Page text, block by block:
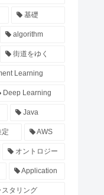
基礎
algorithm
街道をゆく
Learning
Deep Learning
Java
定 AWS
オントロジー
Application
タリング